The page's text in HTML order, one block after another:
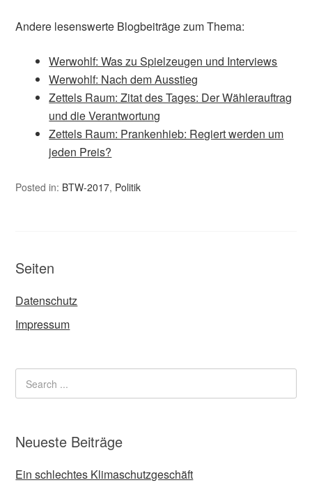
Andere lesenswerte Blogbeiträge zum Thema:
Werwohlf: Was zu Spielzeugen und Interviews
Werwohlf: Nach dem Ausstieg
Zettels Raum: Zitat des Tages: Der Wählerauftrag
und die Verantwortung
Zettels Raum: Prankenhieb: Regiert werden um
jeden Preis?
Posted in: BTW-2017, Politik
Seiten
Datenschutz
Impressum
Neueste Beiträge
Ein schlechtes Klimaschutzgeschäft